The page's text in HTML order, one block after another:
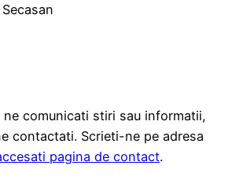
Secasan
ne comunicati stiri sau informatii,
contactati. Scrieti-ne pe adresa
pagina de contact.